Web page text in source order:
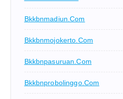
Bkkbnmadiun.com
Bkkbnmojokerto.com
Bkkbnpasuruan.com
Bkkbnprobolinggo.com